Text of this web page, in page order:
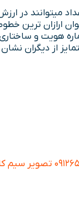
میتوانند در
هویت و